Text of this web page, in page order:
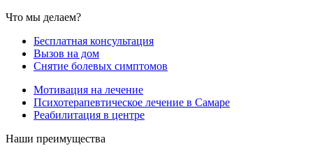
Что мы делаем?
Бесплатная консультация
Вызов на дом
Снятие болевых симптомов
Мотивация на лечение
Психотерапевтическое лечение в Самаре
Реабилитация в центре
Наши преимущества